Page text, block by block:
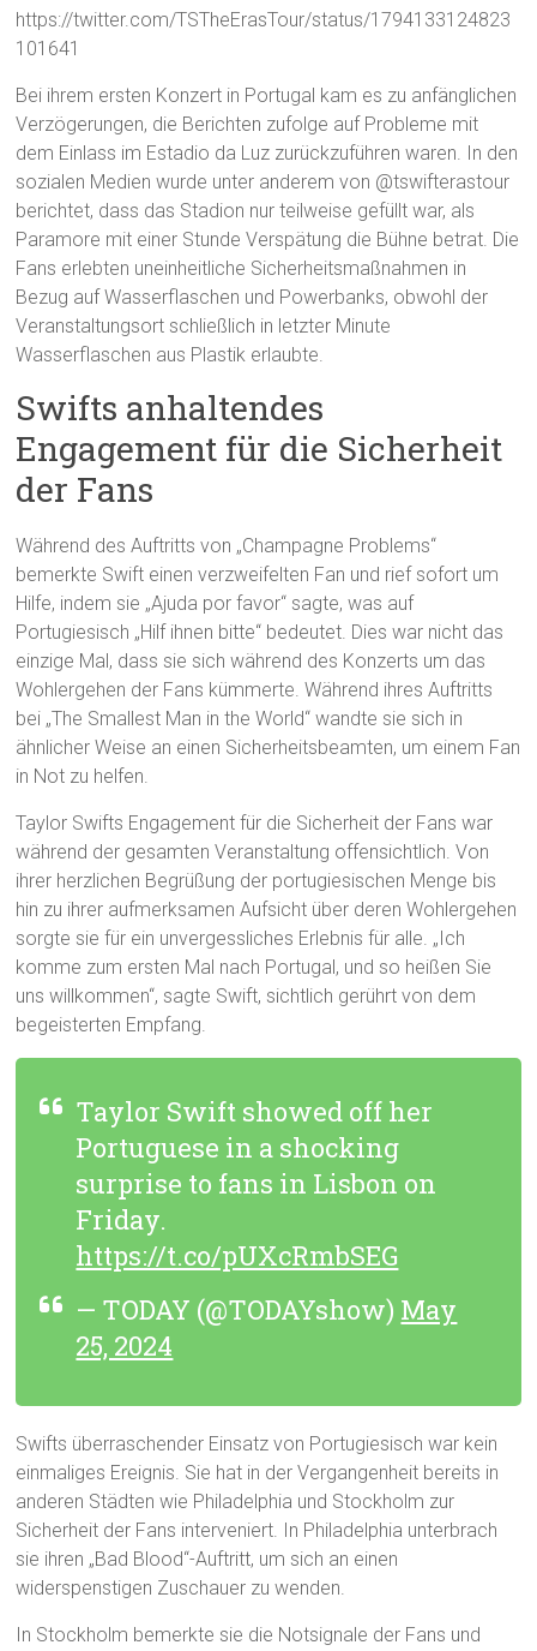
https://twitter.com/TSTheErasTour/status/1794133124823
101641
Bei ihrem ersten Konzert in Portugal kam es zu anfänglichen
Verzögerungen, die Berichten zufolge auf Probleme mit
dem Einlass im Estadio da Luz zurückzuführen waren. In den
sozialen Medien wurde unter anderem von @tswifterastour
berichtet, dass das Stadion nur teilweise gefüllt war, als
Paramore mit einer Stunde Verspätung die Bühne betrat. Die
Fans erlebten uneinheitliche Sicherheitsmaßnahmen in
Bezug auf Wasserflaschen und Powerbanks, obwohl der
Veranstaltungsort schließlich in letzter Minute
Wasserflaschen aus Plastik erlaubte.
Swifts anhaltendes
Engagement für die Sicherheit
der Fans
Während des Auftritts von „Champagne Problems“
bemerkte Swift einen verzweifelten Fan und rief sofort um
Hilfe, indem sie „Ajuda por favor“ sagte, was auf
Portugiesisch „Hilf ihnen bitte“ bedeutet. Dies war nicht das
einzige Mal, dass sie sich während des Konzerts um das
Wohlergehen der Fans kümmerte. Während ihres Auftritts
bei „The Smallest Man in the World“ wandte sie sich in
ähnlicher Weise an einen Sicherheitsbeamten, um einem Fan
in Not zu helfen.
Taylor Swifts Engagement für die Sicherheit der Fans war
während der gesamten Veranstaltung offensichtlich. Von
ihrer herzlichen Begrüßung der portugiesischen Menge bis
hin zu ihrer aufmerksamen Aufsicht über deren Wohlergehen
sorgte sie für ein unvergessliches Erlebnis für alle. „Ich
komme zum ersten Mal nach Portugal, und so heißen Sie
uns willkommen“, sagte Swift, sichtlich gerührt von dem
begeisterten Empfang.
Taylor Swift showed off her
Portuguese in a shocking
surprise to fans in Lisbon on
Friday.
https://t.co/pUXcRmbSEG
— TODAY (@TODAYshow) May
25, 2024
Swifts überraschender Einsatz von Portugiesisch war kein
einmaliges Ereignis. Sie hat in der Vergangenheit bereits in
anderen Städten wie Philadelphia und Stockholm zur
Sicherheit der Fans interveniert. In Philadelphia unterbrach
sie ihren „Bad Blood“-Auftritt, um sich an einen
widerspenstigen Zuschauer zu wenden.
In Stockholm bemerkte sie die Notsignale der Fans und